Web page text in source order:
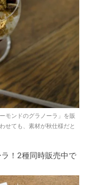
モンドのグラノーラ」を販
せても、素材が秋仕様だと
！2種同時販売中で